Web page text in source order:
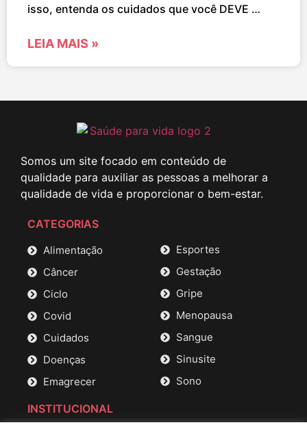
isso, entenda os cuidados que você DEVE …
LEIA MAIS »
Somos um site focado em conteúdo de
qualidade para auxiliar as pessoas a melhorar a
qualidade de vida e proporcionar o bem-estar.
CATEGORIAS
Alimentação
Câncer
Ciclo
Covid
Cuidados
Doenças
Emagrecer
Esportes
Gestação
Gripe
Menopausa
Sangue
Sinusite
Sono
INSTITUCIONAL